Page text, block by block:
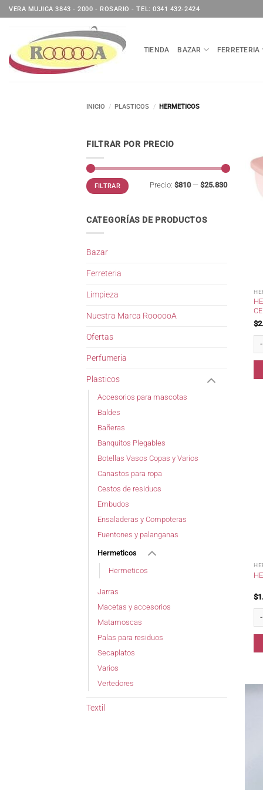
Saltar
al
VERA MUJICA 3843 - 2000 - ROSARIO - TEL: 0341 432-2424
TIENDA BAZAR FERRETERIA
INICIO / PLASTICOS / HERMETICOS
FILTRAR POR PRECIO
Precio
mínimo
Precio
máximo
FILTRAR Precio: $810— $25.830
CATEGORÍAS DE PRODUCTOS
Bazar
Ferreteria
Limpieza
Nuestra Marca RoooooA
Ofertas
Perfumeria
Plasticos
Accesorios para mascotas
Baldes
Bañeras
Banquitos Plegables
Botellas Vasos Copas y Varios
Canastos para ropa
Cestos de residuos
Embudos
Ensaladeras y Compoteras
Fuentones y palanganas
Hermeticos
Hermeticos
Jarras
Macetas y accesorios
Matamoscas
Palas para residuos
Secaplatos
Varios
Vertedores
Textil
$
$